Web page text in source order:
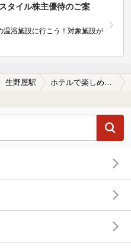
タイル株主優待のご案
温浴施設に行こう！対象施設が
生野屋駅 ホテルで楽しめる生野屋駅近くの温泉、日帰り温泉、スーパー銭湯おすすめ